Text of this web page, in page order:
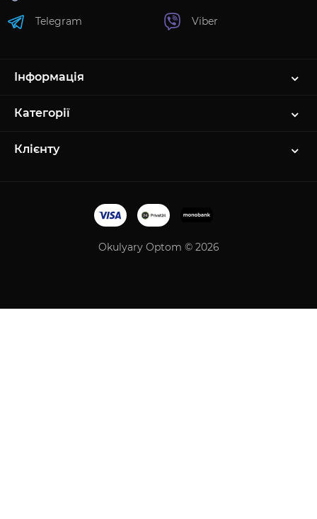
Telegram Viber
Інформація
Категорії
Клієнту
Okulyary Optom © 2026